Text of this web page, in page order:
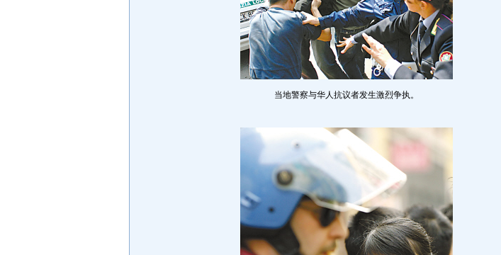
当地警察与华人抗议者发生激烈争执。